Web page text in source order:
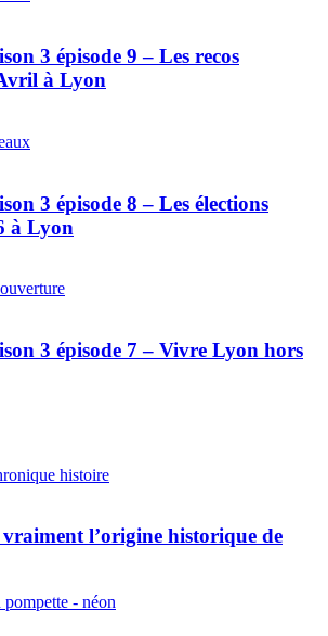
3 épisode 9 – Les recos
à Lyon
3 épisode 8 – Les élections
à Lyon
3 épisode 7 – Vivre Lyon hors
vraiment l’origine historique de